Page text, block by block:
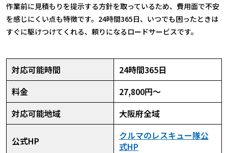
作業前に見積もりを提示する方針を取っているため、費用面で不安
を感じにくい点も特徴です。24時間365日、いつでも困ったときは
すぐに駆けつけてくれる、頼りになるロードサービスです。
対応可能時間
24時間365日
料金
27,800円～
対応可能地域
大阪府全域
公式HP
クルマのレスキュー隊公
式HP